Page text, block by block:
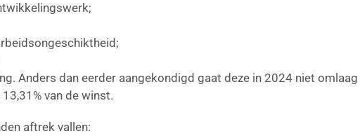
Anders dan eerder aangekondigd gaat deze in 2024 niet omlaag
van de winst.
aftrek vallen: